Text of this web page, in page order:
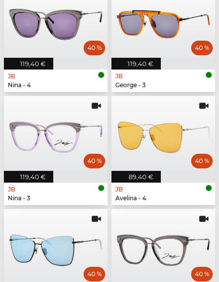
119,40 €
40 %
JB
Nina - 4
119,40 €
40 %
JB
George - 3
119,40 €
40 %
JB
Nina - 3
89,40 €
40 %
JB
Avelina - 4
40 % 40 %